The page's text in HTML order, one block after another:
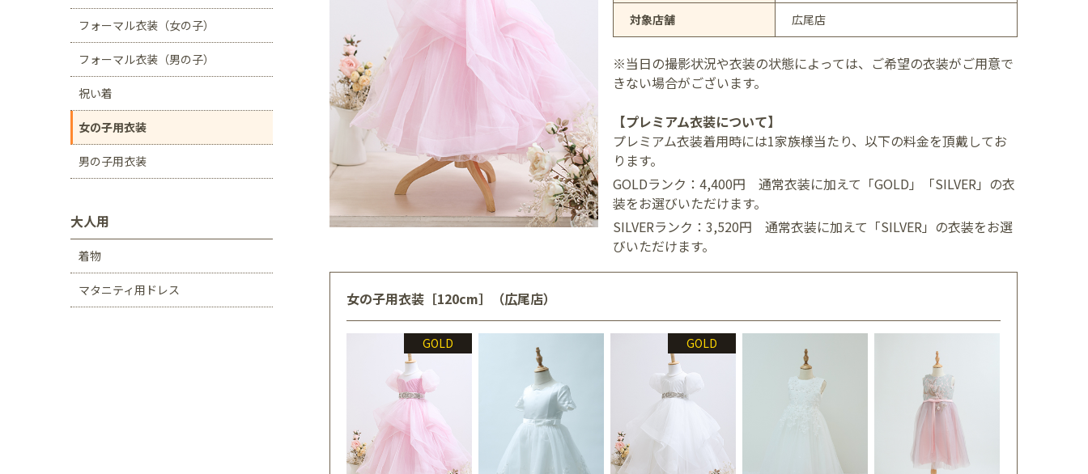
春日井店
帝塚山店
福岡県
対象店舗 広尾店
※当日の撮影状況や衣装の状態によっては、ご希望の衣装がご用意で
きない場合がございます。
【プレミアム衣装について】
プレミアム衣装着用時には1家族様当たり、以下の料金を頂戴してお
ります。
GOLDランク：4,400円 通常衣装に加えて「GOLD」「SILVER」の衣
装をお選びいただけます。
SILVERランク：3,520円 通常衣装に加えて「SILVER」の衣装をお選
びいただけます。
女の子用衣装［120cm］（広尾店）
GOLD GOLD
フォーマル衣装（女の子）
フォーマル衣装（男の子）
祝い着
女の子用衣装
男の子用衣装
大人用
着物
マタニティ用ドレス